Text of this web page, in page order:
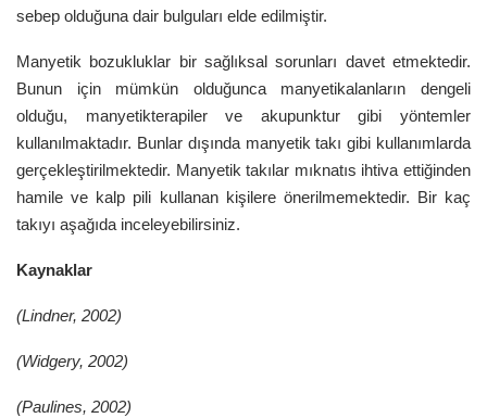
sebep olduğuna dair bulguları elde edilmiştir.
Manyetik bozukluklar bir sağlıksal sorunları davet etmektedir.
Bunun için mümkün olduğunca manyetikalanların dengeli
olduğu, manyetikterapiler ve akupunktur gibi yöntemler
kullanılmaktadır. Bunlar dışında manyetik takı gibi kullanımlarda
gerçekleştirilmektedir. Manyetik takılar mıknatıs ihtiva ettiğinden
hamile ve kalp pili kullanan kişilere önerilmemektedir. Bir kaç
takıyı aşağıda inceleyebilirsiniz.
Kaynaklar
(Lindner, 2002)
(Widgery, 2002)
(Paulines, 2002)